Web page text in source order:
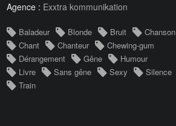
Agence : Exxtra kommunikation
Baladeur Blonde Bruit
Chanson
Chant
Chanteur
Chewing-gum
Dérangement
Gêne
Humour
Livre
Sans gêne Sexy
Silence
Train